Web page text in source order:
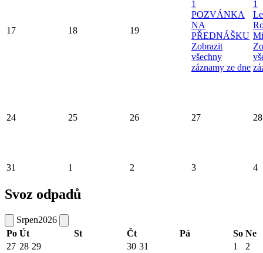
17 18 19
1
POZVÁNKA
NA
PŘEDNÁŠKU
Zobrazit
všechny
záznamy ze dne
1
24 25 26 27 28
31 1 2 3 4
Svoz odpadů
Srpen2026
Po Út St Čt Pá So Ne
27 28 29 30 31 1 2